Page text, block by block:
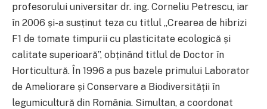
profesorului universitar dr. ing. Corneliu Petrescu, iar
în 2006 și-a susținut teza cu titlul „Crearea de hibrizi
F1 de tomate timpurii cu plasticitate ecologică și
calitate superioară”, obținând titlul de Doctor în
Horticultură. În 1996 a pus bazele primului Laborator
de Ameliorare și Conservare a Biodiversității în
legumicultură din România. Simultan, a coordonat